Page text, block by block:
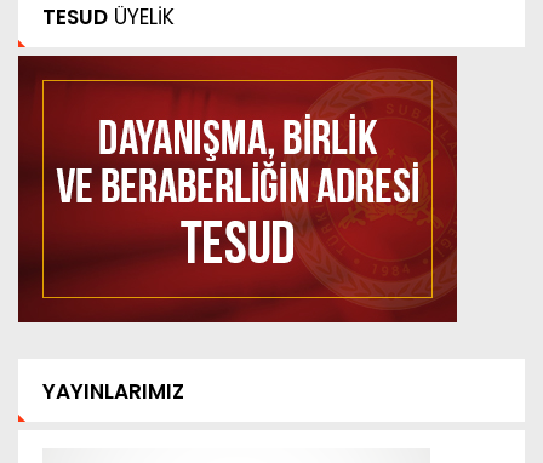
TESUD ÜYELİK
YAYINLARIMIZ